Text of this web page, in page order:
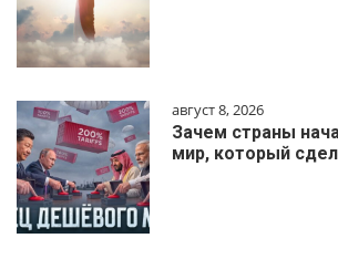
август 8, 2026
Зачем страны
мир, который